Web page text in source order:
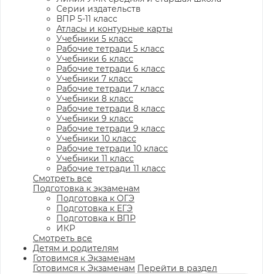
Серии издательств
ВПР 5-11 класс
Атласы и контурные карты
Учебники 5 класс
Рабочие тетради 5 класс
Учебники 6 класс
Рабочие тетради 6 класс
Учебники 7 класс
Рабочие тетради 7 класс
Учебники 8 класс
Рабочие тетради 8 класс
Учебники 9 класс
Рабочие тетради 9 класс
Учебники 10 класс
Рабочие тетради 10 класс
Учебники 11 класс
Рабочие тетради 11 класс
Смотреть все
Подготовка к экзаменам
Подготовка к ОГЭ
Подготовка к ЕГЭ
Подготовка к ВПР
ИКР
Смотреть все
Детям и родителям
Готовимся к Экзаменам
Готовимся к Экзаменам Перейти в раздел